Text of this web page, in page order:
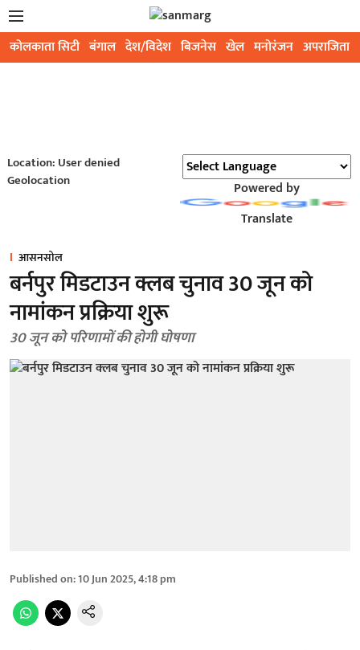
कोलकाता सिटी बंगाल देश/विदेश बिजनेस खेल मनोरंजन अपराजिता
Location: User denied
Geolocation
Powered by
Translate
आसनसोल
बर्नपुर मिडटाउन क्लब चुनाव 30 जून को
नामांकन प्रक्रिया शुरू
30 जून को परिणामों की होगी घोषणा
Published on:10 Jun 2025, 4:18 pm